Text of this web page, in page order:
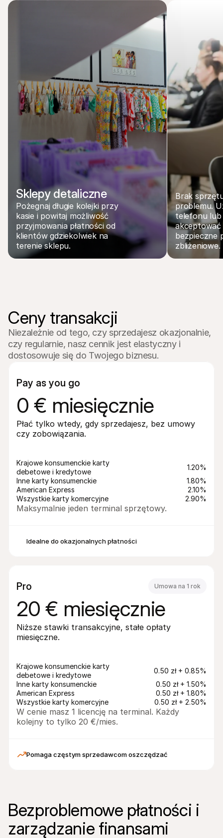
Sklepy detaliczne
Pożegnaj długie kolejki przy
kasie i powitaj możliwość
przyjmowania płatności od
klientów gdziekolwiek na
terenie sklepu.
Brak
problemu.
telefonu
akceptować
bezpieczne
zbliżeniowe.
Ceny transakcji
Niezależnie od tego, czy sprzedajesz okazjonalnie,
czy regularnie, nasz cennik jest elastyczny i
dostosowuje się do Twojego biznesu.
Pay as you go
0 € miesięcznie
Płać tylko wtedy, gdy sprzedajesz, bez umowy
czy zobowiązania.
Krajowe konsumenckie karty
debetowe i kredytowe
1.20%
Inne karty konsumenckie
1.80%
American Express
2.10%
Wszystkie karty komercyjne
2.90%
Maksymalnie jeden terminal sprzętowy.
Idealne do okazjonalnych płatności
Pro Umowa na 1 rok
20 € miesięcznie
Niższe stawki transakcyjne, stałe opłaty
miesięczne.
Krajowe konsumenckie karty
debetowe i kredytowe
0.50 zł + 0.85%
Inne karty konsumenckie
0.50 zł + 1.50%
American Express
0.50 zł + 1.80%
Wszystkie karty komercyjne
0.50 zł + 2.50%
W cenie masz 1 licencję na terminal. Każdy
kolejny to tylko 20 €/mies.
Pomaga częstym sprzedawcom oszczędzać
Bezproblemowe płatności i
zarządzanie finansami